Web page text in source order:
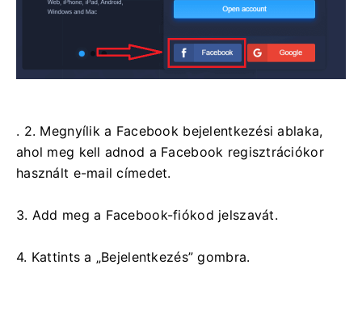
. 2. Megnyílik a Facebook bejelentkezési ablaka,
ahol meg kell adnod a Facebook regisztrációkor
használt e-mail címedet.
3. Add meg a Facebook-fiókod jelszavát.
4. Kattints a „Bejelentkezés” gombra.